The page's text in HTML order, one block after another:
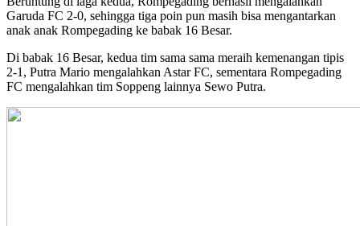
Garuda FC 2-0, sehingga tiga poin pun masih bisa mengantarkan
anak anak Rompegading ke babak 16 Besar.
Di babak 16 Besar, kedua tim sama sama meraih kemenangan tipis
2-1, Putra Mario mengalahkan Astar FC, sementara Rompegading
FC mengalahkan tim Soppeng lainnya Sewo Putra.